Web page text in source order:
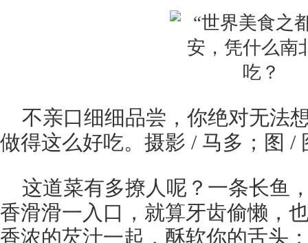
不亲口细细品尝，你绝对无法
做得这么好吃。摄影 / 马多；图 /
这道菜有多撩人呢？一条长鱼
香滑滑一入口，就算牙齿偷懒，
香浓的芡汁一起，酥软你的舌头